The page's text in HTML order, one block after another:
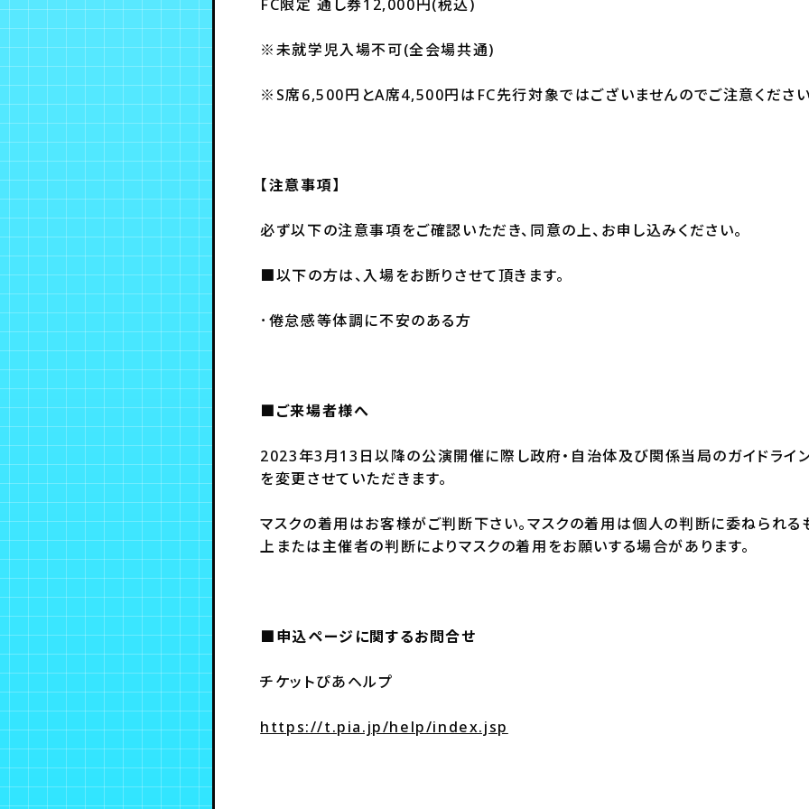
FC限定 通し券12,000円(税込)
※未就学児入場不可(全会場共通)
※S席6,500円とA席4,500円はFC先行対象ではございませんのでご注意くださ
【注意事項】
必ず以下の注意事項をご確認いただき、同意の上、お申し込みください。
■以下の方は、入場をお断りさせて頂きます。
･倦怠感等体調に不安のある方
■ご来場者様へ
2023年3月13日以降の公演開催に際し政府・自治体及び関係当局のガイドライ
を変更させていただきます。
マスクの着用はお客様がご判断下さい。マスクの着用は個人の判断に委ねられ
上または主催者の判断によりマスクの着用をお願いする場合があります。
■申込ページに関するお問合せ
チケットぴあヘルプ
https://t.pia.jp/help/index.jsp